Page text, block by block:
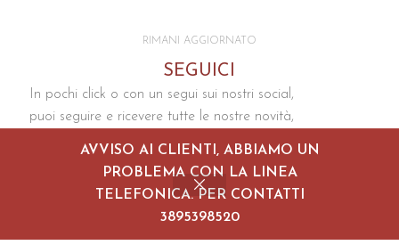
AVVISO AI CLIENTI, ABBIAMO UN
PROBLEMA CON LA LINEA
TELEFONICA. PER CONTATTI
3895398520
RIMANI AGGIORNATO
SEGUICI
In pochi click o con un segui sui nostri social,
puoi seguire e ricevere tutte le nostre novità,